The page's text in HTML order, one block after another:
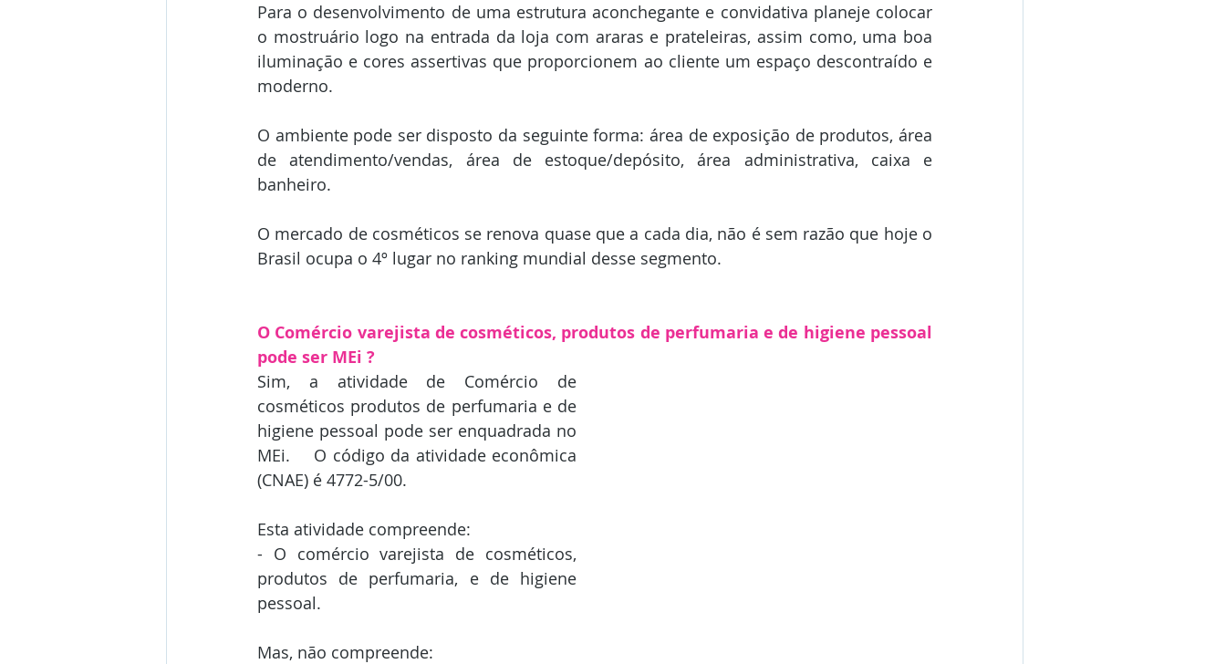
Para o desenvolvimento de uma estrutura aconchegante e convidativa planeje colocar
o mostruário logo na entrada da loja com araras e prateleiras, assim como, uma boa
iluminação e cores assertivas que proporcionem ao cliente um espaço descontraído e
moderno.
O ambiente pode ser disposto da seguinte forma: área de exposição de produtos, área
de atendimento/vendas, área de estoque/depósito, área administrativa, caixa e
banheiro.
O mercado de cosméticos se renova quase que a cada dia, não é sem razão que hoje o
Brasil ocupa o 4º lugar no ranking mundial desse segmento.
O Comércio varejista de cosméticos, produtos de perfumaria e de higiene pessoal
pode ser MEi ?
Sim, a atividade de Comércio de
cosméticos produtos de perfumaria e de
higiene pessoal pode ser enquadrada no
MEi.    O código da atividade econômica
(CNAE) é 4772-5/00.
Esta atividade compreende:
- O comércio varejista de cosméticos,
produtos de perfumaria, e de higiene
pessoal.
Mas, não compreende: